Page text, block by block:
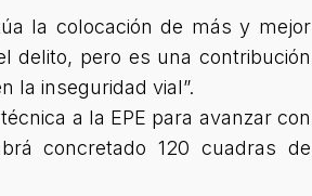
la colocación de más y mejor
delito, pero es una contribución
la inseguridad vial”.
a la EPE para avanzar con
concretado 120 cuadras de